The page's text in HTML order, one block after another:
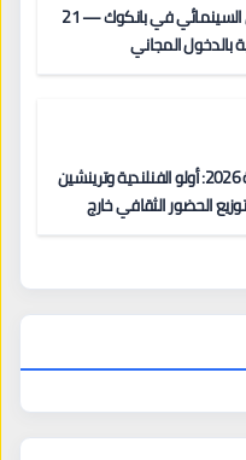
مهرجان الاتحاد الأوروبي السينمائي في بانكوك — 21
عاصمتا الثقافة الأوروبية 2026: أولو الفنلندية وترينشين
الحضور الثقافي خارج